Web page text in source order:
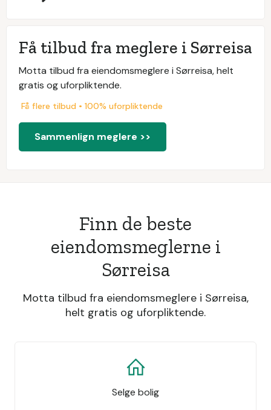
Få tilbud fra meglere i Sørreisa
Motta tilbud fra eiendomsmeglere i Sørreisa, helt
gratis og uforpliktende.
Få flere tilbud • 100% uforpliktende
Sammenlign meglere >>
Finn de beste
eiendomsmeglerne i
Sørreisa
Motta tilbud fra eiendomsmeglere i Sørreisa,
helt gratis og uforpliktende.
Selge bolig